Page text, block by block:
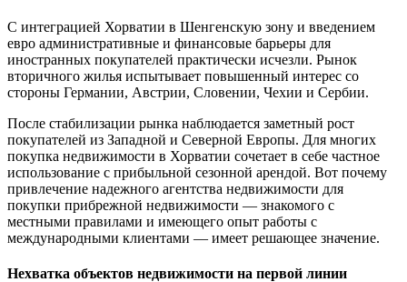
С интеграцией Хорватии в Шенгенскую зону и введением
евро административные и финансовые барьеры для
иностранных покупателей практически исчезли. Рынок
вторичного жилья испытывает повышенный интерес со
стороны Германии, Австрии, Словении, Чехии и Сербии.
После стабилизации рынка наблюдается заметный рост
покупателей из Западной и Северной Европы. Для многих
покупка недвижимости в Хорватии сочетает в себе частное
использование с прибыльной сезонной арендой. Вот почему
привлечение надежного агентства недвижимости для
покупки прибрежной недвижимости — знакомого с
местными правилами и имеющего опыт работы с
международными клиентами — имеет решающее значение.
Нехватка объектов недвижимости на первой линии